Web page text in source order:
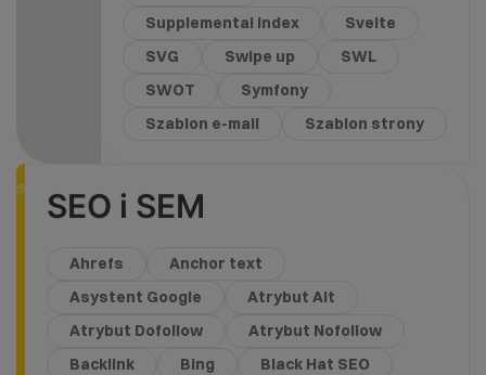
Supplemental index
Svelte
SVG
Swipe up
SWL
SWOT
Symfony
Szablon e-mail
Szablon strony
SEO i SEM
Ahrefs
Anchor text
Asystent Google
Atrybut Alt
Atrybut Dofollow
Atrybut Nofollow
Backlink
Bing
Black Hat SEO